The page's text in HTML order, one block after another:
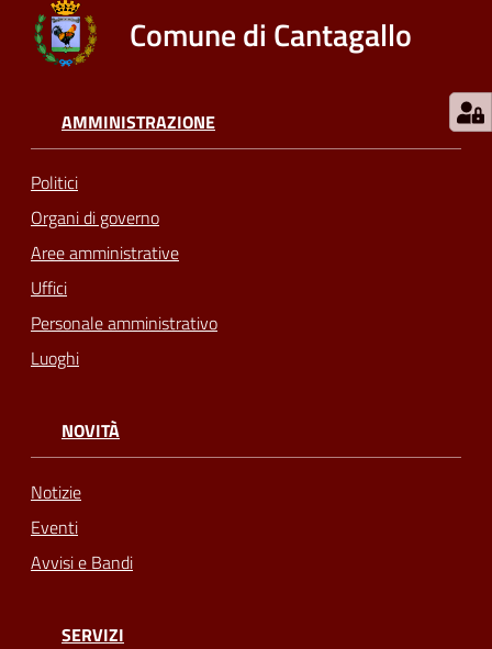
Comune di Cantagallo
AMMINISTRAZIONE
Politici
Organi di governo
Aree amministrative
Uffici
Personale amministrativo
Luoghi
NOVITÀ
Notizie
Eventi
Avvisi e Bandi
SERVIZI